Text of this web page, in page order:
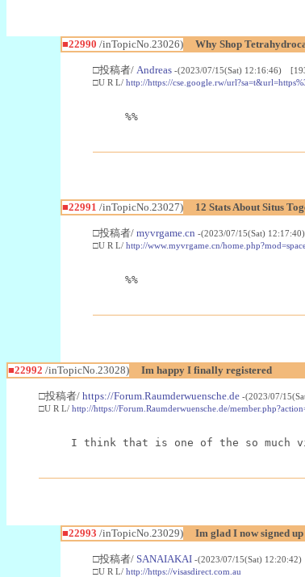
■22990 /inTopicNo.23026) Why Shop
□投稿者/ Andreas -(2023/07/15(Sat) 12:16:46)
□U R L/ http://https://cse.google.rw/
%%
■22991 /inTopicNo.23027) 12 Stats About Situs
□投稿者/ myvrgame.cn -(2023/07/15(Sat)
□U R L/ http://www.myvrgame.cn/
%%
■22992 /inTopicNo.23028) Im happy I finally registered
□投稿者/ https://Forum.Raumderwuensche.de -(2023/07/
□U R L/ http://https://Forum.Raumderwuensche.de/
I think that is one of the so much
■22993 /inTopicNo.23029) Im glad I now signed up
□投稿者/ SANAIAKAI -(2023/07/15(Sat)
□U R L/ http://https://visasdirect.com.au